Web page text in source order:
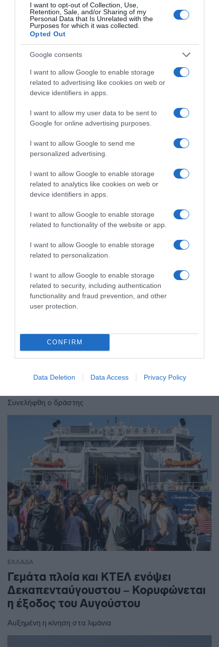
I want to opt-out of Collection, Use,
Retention, Sale, and/or Sharing of my
Personal Data that Is Unrelated with the
Purposes for which it was collected.
Opted Out
Google consents
I want to allow Google to enable storage
related to advertising like cookies on web or
device identifiers in apps.
I want to allow my user data to be sent to
Google for online advertising purposes.
I want to allow Google to send me
personalized advertising.
I want to allow Google to enable storage
related to analytics like cookies on web or
device identifiers in apps.
I want to allow Google to enable storage
related to functionality of the website or app.
I want to allow Google to enable storage
related to personalization.
I want to allow Google to enable storage
related to security, including authentication
functionality and fraud prevention, and other
user protection.
CONFIRM
Data Deletion Data Access Privacy Policy
ΕΛΛΑΔΑ
Χανιά: Νεαρός Παλαιστίνιος
έσωσαν οι φωνές της
Συνελήφθη ο δράστης
ΕΛΛΑΔΑ
Γεμάτα πλοία και ΚΤΕΛ ενόψει
Δεκαπενταύγουστου – Κορυφώνεται
η έξοδος του Αυγούστου
Αυξημένη η κίνηση στα λιμάνια